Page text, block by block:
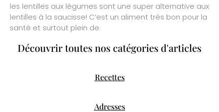
les lentilles aux légumes sont une super alternative aux
lentilles à la saucisse! C’est un aliment très bon pour la
santé et surtout plein de
Découvrir toutes nos catégories d'articles
Recettes
Adresses